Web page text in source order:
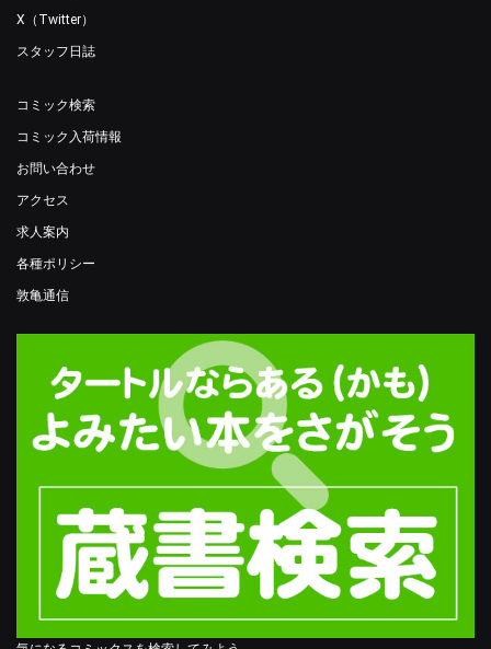
X（Twitter）
スタッフ日誌
コミック検索
コミック入荷情報
お問い合わせ
アクセス
求人案内
各種ポリシー
敦亀通信